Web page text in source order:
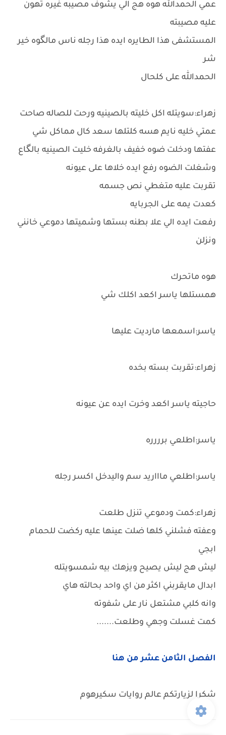
عمي الحمدالله هوه هج الي يشوف مصيبه غيره تهون
عليه مصيبته
المستشفى هذا الطايره ايده هذا رجله ناس مالگوه خير
شر
الحمدالله على كلحال
زهراء:سويتله اكل خليته بالصينيه ورحت للصاله صاحت
عمتي خليه نايم هسه كلتلها سعد كال مماكل شي
عفتها ودخلت ضوه خفيف بالغرفه خليت الصينيه بالگاع
وشغلت الضوه رفع ايده خلاها على عيونه
تقربت عليه متغطي نص جسمه
كعدت يمه على الجربايه
رفعت ايده الي علا بطنه بستها وشميتها دموعي خانني
ونزلن
هوه ماتحرك
همستلها ياسر اكعد اكلك شي
ياسر:اسمعها مارديت عليها
زهراء:تقربت بسته بخده
حاجيته ياسر اكعد وخرت ايده عن عيونه
ياسر:اطلعي برررره
ياسر:اطلعي ماااريد سم واليدخل اكسر رجله
زهراء:كمت ودموعي تنزل طلعت
وعفته فشلني كلها ضلت عينها عليه ركضت للحمام
ابجي
ليش هج ليش يصيح ويزهك بيه شمسويتله
ابدال مايقربني اكثر من اي واحد بحالته هاي
وانه كلبي مشتعل نار على شفوته
كمت غسلت وجهي وطلعت.......
الفصل الثامن عشر من هنا
شكرا لزيارتكم عالم روايات سكيرهوم